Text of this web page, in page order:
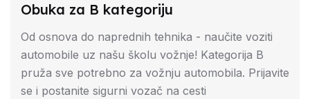
Obuka za B kategoriju
Od osnova do naprednih tehnika - naučite voziti
automobile uz našu školu vožnje! Kategorija B
pruža sve potrebno za vožnju automobila. Prijavite
se i postanite sigurni vozač na cesti